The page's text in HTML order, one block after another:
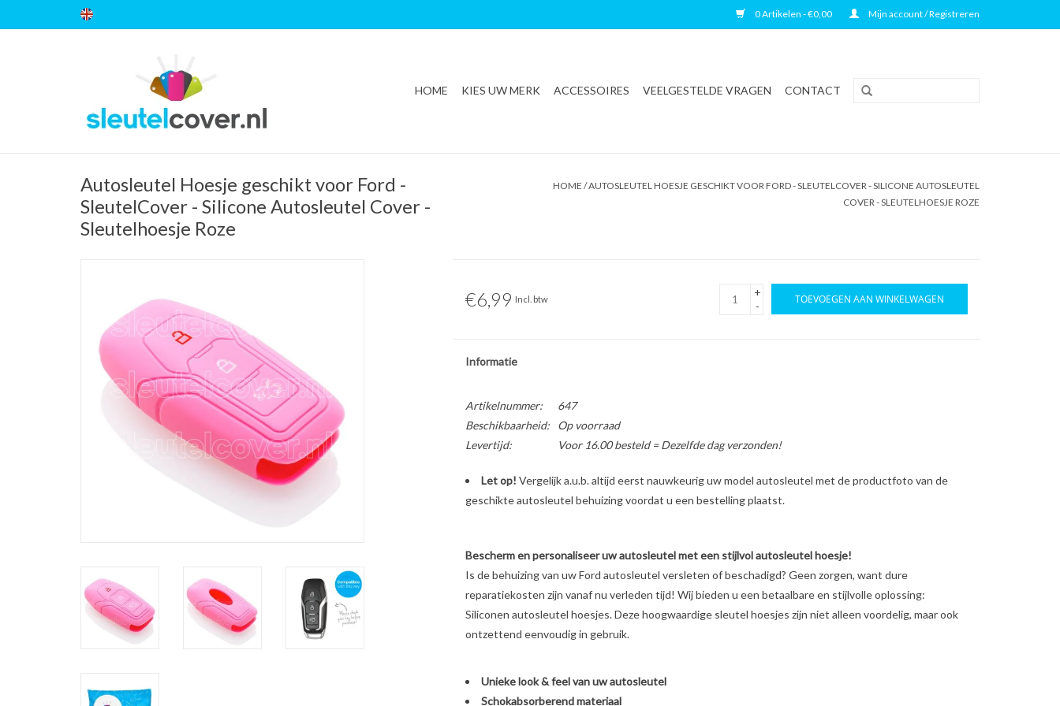
0 Artikelen - €0,00 Mijn account / Registreren
HOME KIES UW MERK ACCESSOIRES VEELGESTELDE VRAGEN CONTACT
Autosleutel Hoesje geschikt voor Ford -
SleutelCover - Silicone Autosleutel Cover -
Sleutelhoesje Roze
HOME /AUTOSLEUTEL HOESJE GESCHIKT VOOR FORD - SLEUTELCOVER - SILICONE AUTOSLEUTEL
COVER - SLEUTELHOESJE ROZE
€6,99 Incl. btw
+
-
TOEVOEGEN AAN WINKELWAGEN
Informatie
Artikelnummer:
647
Beschikbaarheid:
Op voorraad
Levertijd:
Voor 16.00 besteld = Dezelfde dag verzonden!
Let op! Vergelijk a.u.b. altijd eerst nauwkeurig uw model autosleutel met de productfoto van de
geschikte autosleutel behuizing voordat u een bestelling plaatst.
Bescherm en personaliseer uw autosleutel met een stijlvol autosleutel hoesje!
Is de behuizing van uw Ford autosleutel versleten of beschadigd? Geen zorgen, want dure
reparatiekosten zijn vanaf nu verleden tijd! Wij bieden u een betaalbare en stijlvolle oplossing:
Siliconen autosleutel hoesjes. Deze hoogwaardige sleutel hoesjes zijn niet alleen voordelig, maar ook
ontzettend eenvoudig in gebruik.
Unieke look & feel van uw autosleutel
Schokabsorberend materiaal